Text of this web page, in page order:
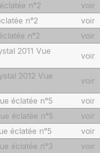
n°2
voir
n°2
voir
n°2
voir
2011 Vue
voir
2012 Vue
voir
éclatée n°5
voir
éclatée n°5
voir
éclatée n°5
voir
éclatée n°3
voir